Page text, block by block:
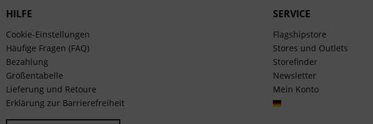
HILFE
Cookie-Einstellungen
Häufige Fragen (FAQ)
Bezahlung
Größentabelle
Lieferung und Retoure
Erklärung zur Barrierefreiheit
SERVICE
Flagshipstore
Stores und Outlets
Storefinder
Newsletter
Mein Konto